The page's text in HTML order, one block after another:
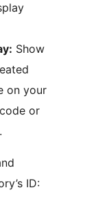
Show
on your
or
ID: